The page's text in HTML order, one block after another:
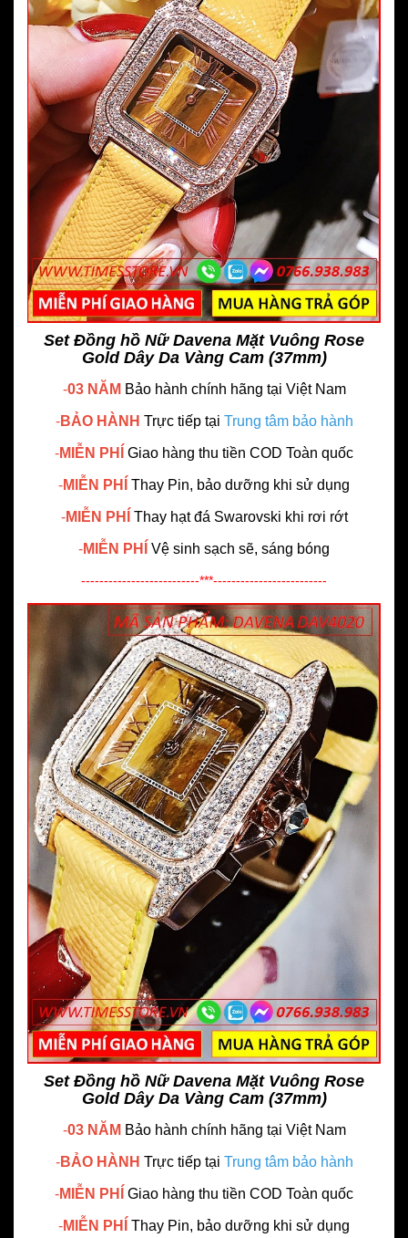
Set Đồng hồ Nữ Davena Mặt Vuông Rose
Gold Dây Da Vàng Cam (37mm)
-03 NĂM Bảo hành chính hãng tại Việt Nam
-BẢO HÀNH Trực tiếp tại Trung tâm bảo hành
-MIỄN PHÍ Giao hàng thu tiền COD Toàn quốc
-MIỄN PHÍ Thay Pin, bảo dưỡng khi sử dụng
-MIỄN PHÍ Thay hạt đá Swarovski khi rơi rớt
-MIỄN PHÍ Vệ sinh sạch sẽ, sáng bóng
--------------------------***-------------------------
Set Đồng hồ Nữ Davena Mặt Vuông Rose
Gold Dây Da Vàng Cam (37mm)
-03 NĂM Bảo hành chính hãng tại Việt Nam
-BẢO HÀNH Trực tiếp tại Trung tâm bảo hành
-MIỄN PHÍ Giao hàng thu tiền COD Toàn quốc
-MIỄN PHÍ Thay Pin, bảo dưỡng khi sử dụng